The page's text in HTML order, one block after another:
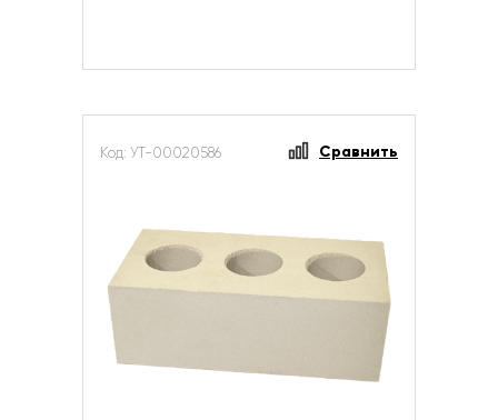
Код: УТ-00020586 Сравнить